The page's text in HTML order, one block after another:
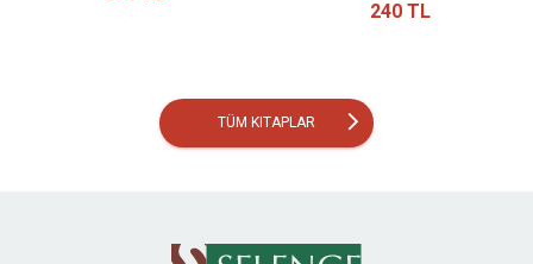
240 TL
TÜM KITAPLAR arrow_forward_ios